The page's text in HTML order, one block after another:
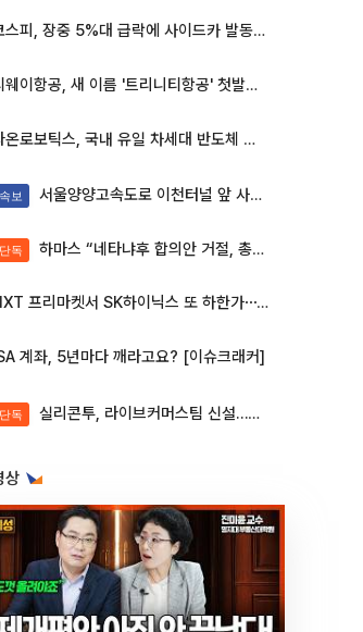
코스피, 장중 5%대 급락에 사이드카 발동…삼성·SK 동반 폭락
티웨이항공, 새 이름 '트리니티항공' 첫발…SSC 전략 본격화
라온로보틱스, 국내 유일 차세대 반도체 공정 로봇 개발 ‘고객사 테스트 진행’
속보 서울양양고속도로 이천터널 앞 사고 발생
단독 하마스 “네타냐후 합의안 거절, 총선 앞두고 시간 끌기”
NXT 프리마켓서 SK하이닉스 또 하한가⋯‘11주 거래’에 시초가 왜곡
계좌, 5년마다 깨라고요? [이슈크래커]
단독 실리콘투, 라이브커머스팀 신설…K뷰티 ‘글로벌 판매망’ 확대[K뷰티 라방戰]
상